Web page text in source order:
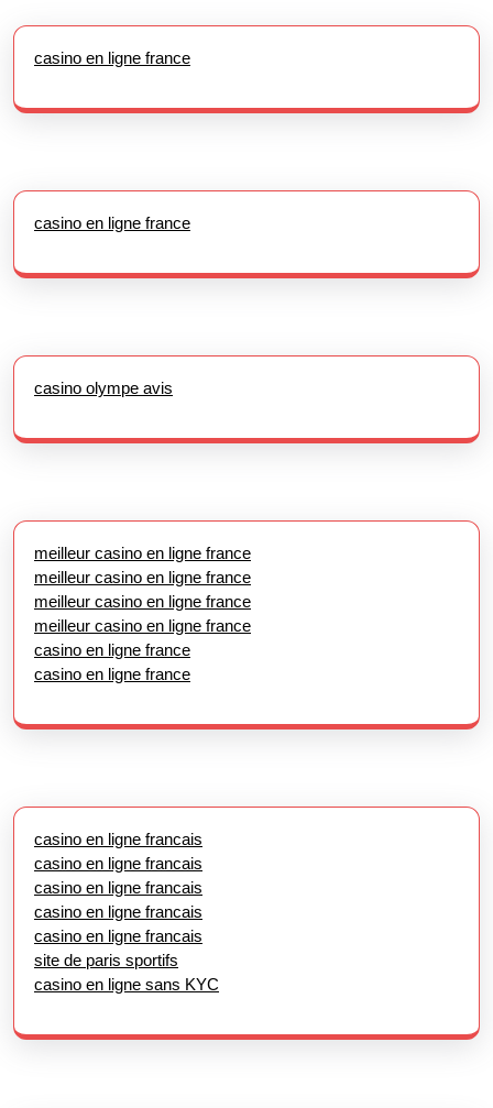
casino en ligne france
casino en ligne france
casino olympe avis
meilleur casino en ligne france
meilleur casino en ligne france
meilleur casino en ligne france
meilleur casino en ligne france
casino en ligne france
casino en ligne france
casino en ligne francais
casino en ligne francais
casino en ligne francais
casino en ligne francais
casino en ligne francais
site de paris sportifs
casino en ligne sans KYC